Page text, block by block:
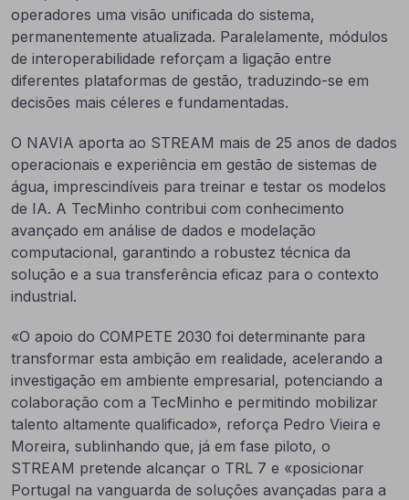
operadores uma visão unificada do sistema,
permanentemente atualizada. Paralelamente, módulos
de interoperabilidade reforçam a ligação entre
diferentes plataformas de gestão, traduzindo-se em
decisões mais céleres e fundamentadas.
O NAVIA aporta ao STREAM mais de 25 anos de dados
operacionais e experiência em gestão de sistemas de
água, imprescindíveis para treinar e testar os modelos
de IA. A TecMinho contribui com conhecimento
avançado em análise de dados e modelação
computacional, garantindo a robustez técnica da
solução e a sua transferência eficaz para o contexto
industrial.
«O apoio do COMPETE 2030 foi determinante para
transformar esta ambição em realidade, acelerando a
investigação em ambiente empresarial, potenciando a
colaboração com a TecMinho e permitindo mobilizar
talento altamente qualificado», reforça Pedro Vieira e
Moreira, sublinhando que, já em fase piloto, o
STREAM pretende alcançar o TRL 7 e «posicionar
Portugal na vanguarda de soluções avançadas para a